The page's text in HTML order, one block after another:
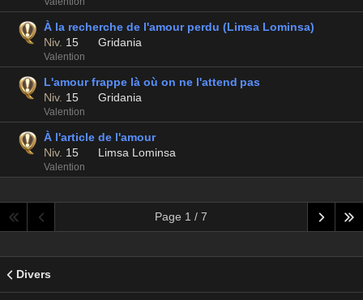
À la recherche de l'amour perdu (Limsa Lominsa)
Niv. 15 Gridania
Valention
L'amour frappe là où on ne l'attend pas
Niv. 15 Gridania
Valention
À l'article de l'amour
Niv. 15 Limsa Lominsa
Valention
Page 1 / 7
Divers